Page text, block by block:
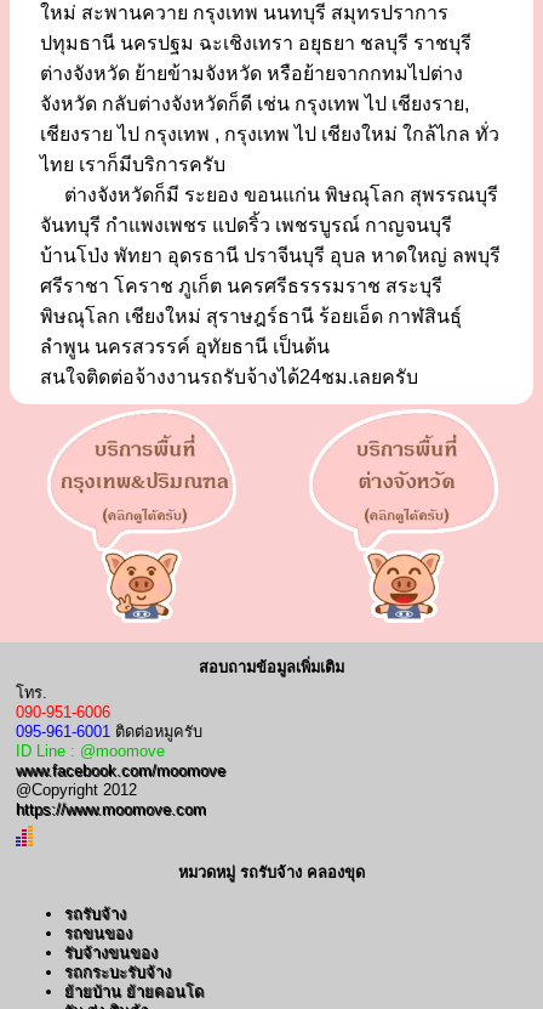
ใหม่ สะพานควาย กรุงเทพ นนทบุรี สมุทรปราการ
ปทุมธานี นครปฐม ฉะเชิงเทรา อยุธยา ชลบุรี ราชบุรี
ต่างจังหวัด ย้ายข้ามจังหวัด หรือย้ายจากกทมไปต่าง
จังหวัด กลับต่างจังหวัดก็ดี เช่น กรุงเทพ ไป เชียงราย,
เชียงราย ไป กรุงเทพ , กรุงเทพ ไป เชียงใหม่ ใกล้ไกล ทั่ว
ไทย เราก็มีบริการครับ
ต่างจังหวัดก็มี ระยอง ขอนแก่น พิษณุโลก สุพรรณบุรี
จันทบุรี กำแพงเพชร แปดริ้ว เพชรบูรณ์ กาญจนบุรี
บ้านโป่ง พัทยา อุดรธานี ปราจีนบุรี อุบล หาดใหญ่ ลพบุรี
ศรีราชา โคราช ภูเก็ต นครศรีธรรรมราช สระบุรี
พิษณุโลก เชียงใหม่ สุราษฎร์ธานี ร้อยเอ็ด กาฬสินธุ์
ลำพูน นครสวรรค์ อุทัยธานี เป็นต้น
สนใจติดต่อจ้างงานรถรับจ้างได้24ชม.เลยครับ
สอบถามข้อมูลเพิ่มเติม
โทร.
090-951-6006
095-961-6001 ติดต่อหมูครับ
ID Line : @moomove
www.facebook.com/moomove
@Copyright 2012
https://www.moomove.com
หมวดหมู่ รถรับจ้าง คลองขุด
รถรับจ้าง
รถขนของ
รับจ้างขนของ
รถกระบะรับจ้าง
ย้ายบ้าน ย้ายคอนโด